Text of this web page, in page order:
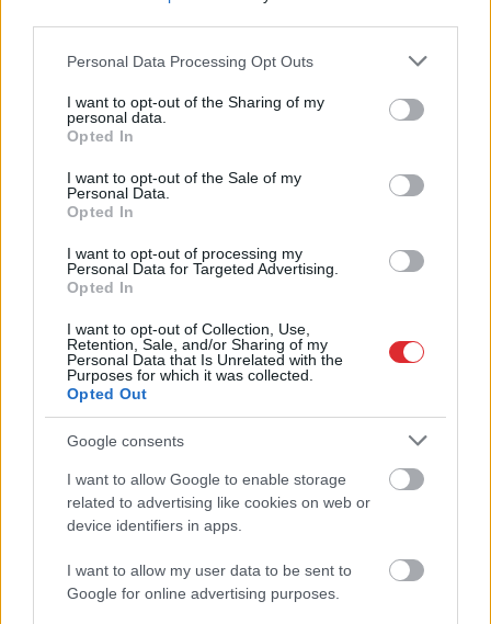
Please note that this website/app uses one or more Google
not limited to your visit or usage behaviour. You may click to
grant or deny consent to Google and its third-party tags to
use your data for below specified purposes in below Google
consent section.
Personal Data Processing Opt Outs
I want to opt-out of the Sharing of my
personal data.
Opted In
I want to opt-out of the Sale of my
Personal Data.
Opted In
I want to opt-out of processing my
Personal Data for Targeted Advertising.
Opted In
I want to opt-out of Collection, Use,
Retention, Sale, and/or Sharing of my
Personal Data that Is Unrelated with the
Purposes for which it was collected.
Opted Out
Google consents
I want to allow Google to enable storage
related to advertising like cookies on web or
device identifiers in apps.
I want to allow my user data to be sent to
Google for online advertising purposes.
nereāli – situācija arvien
pasliktinās
lietā jauns pavērsiens:
apcietinātā policista
aizstāvis vērsies tiesā
pievērs uzmanību šai
hortenzijai – tā lieliski
jūtas arī ēnā
Atcelt Ziņot